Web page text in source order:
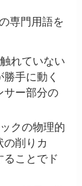
専門用語を
れていない
手に動く
サー部分の
クの物理的
の削りカ
ることでド